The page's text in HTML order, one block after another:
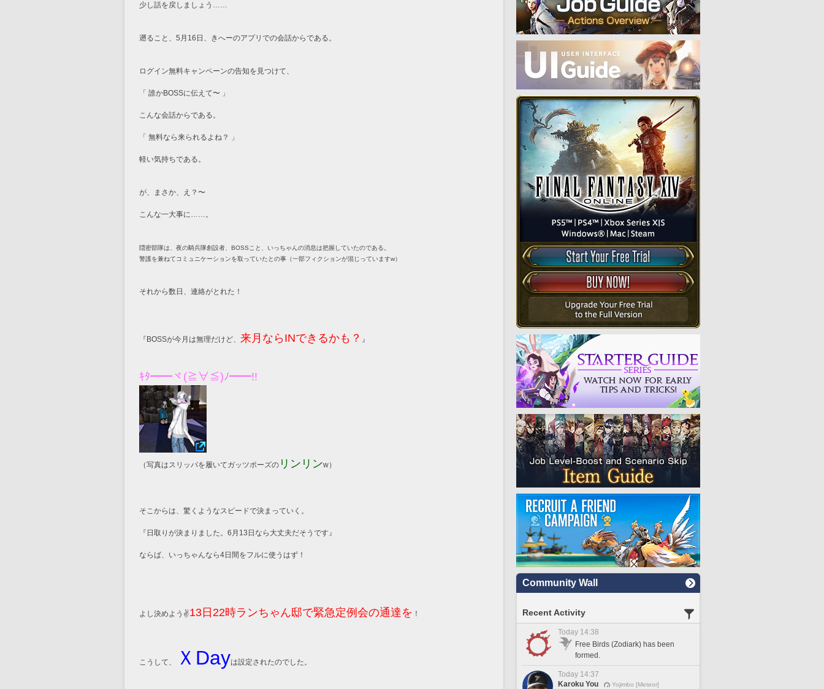
少し話を戻しましょう……
遡ること、5月16日、きへーのアプリでの会話からである。
ログイン無料キャンペーンの告知を見つけて、
「 誰かBOSSに伝えて〜 」
こんな会話からである。
「 無料なら来られるよね？ 」
軽い気持ちである。
が、まさか、え？〜
こんな一大事に……。
隠密部隊は、夜の騎兵隊創設者、BOSSこと、いっちゃんの消息は把握していたのである。
警護を兼ねてコミュニケーションを取っていたとの事（一部フィクションが混じっていますw）
それから数日、連絡がとれた！
『BOSSが今月は無理だけど、 来月ならINできるかも？ 』
ｷﾀ━━ヾ(≧∀≦)ﾉ━━!!
（写真はスリッパを履いてガッツポーズの リンリンw）
そこからは、驚くようなスピードで決まっていく。
『日取りが決まりました。6月13日なら大丈夫だそうです』
ならば、いっちゃんなら4日間をフルに使うはず！
よし決めよう✌️13日22時ランちゃん邸で緊急定例会の通達を ！
こうして、 ＸDayは設定されたのでした。
Community Wall
Recent Activity
Today 14:38
Free Birds (Zodiark) has been
formed.
Today 14:37
Karoku You
Yojimbo [Meteor]